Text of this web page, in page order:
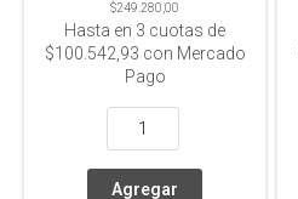
$249.280,00
Hasta en 3 cuotas de
$100.542,93 con Mercado
Pago